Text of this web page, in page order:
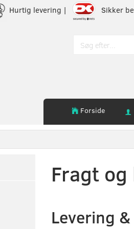
Hurtig levering | Sikker
Forside
Fragt
Levering